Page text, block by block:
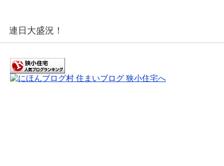
連日大盛況！